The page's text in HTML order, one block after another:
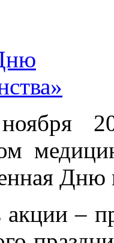
Дню
акции –